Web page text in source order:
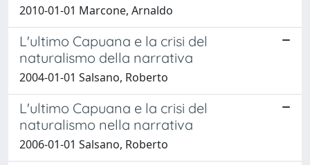
2010-01-01 Marcone, Arnaldo
L'ultimo Capuana e la crisi del
naturalismo della narrativa
2004-01-01 Salsano, Roberto
L'ultimo Capuana e la crisi del
naturalismo nella narrativa
2006-01-01 Salsano, Roberto